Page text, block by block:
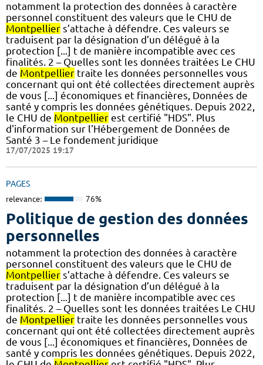
notamment la protection des données à caractère
personnel constituent des valeurs que le CHU de
Montpellier s’attache à défendre. Ces valeurs se
traduisent par la désignation d’un délégué à la
protection [...] t de manière incompatible avec ces
finalités. 2 – Quelles sont les données traitées Le CHU
de Montpellier traite les données personnelles vous
concernant qui ont été collectées directement auprès
de vous [...] économiques et financières, Données de
santé y compris les données génétiques. Depuis 2022,
le CHU de Montpellier est certifié "HDS". Plus
d'information sur l'Hébergement de Données de
Santé 3 – Le fondement juridique
17/07/2025 19:17
PAGES
relevance: 76%
Politique de gestion des données
personnelles
notamment la protection des données à caractère
personnel constituent des valeurs que le CHU de
Montpellier s’attache à défendre. Ces valeurs se
traduisent par la désignation d’un délégué à la
protection [...] t de manière incompatible avec ces
finalités. 2 – Quelles sont les données traitées Le CHU
de Montpellier traite les données personnelles vous
concernant qui ont été collectées directement auprès
de vous [...] économiques et financières, Données de
santé y compris les données génétiques. Depuis 2022,